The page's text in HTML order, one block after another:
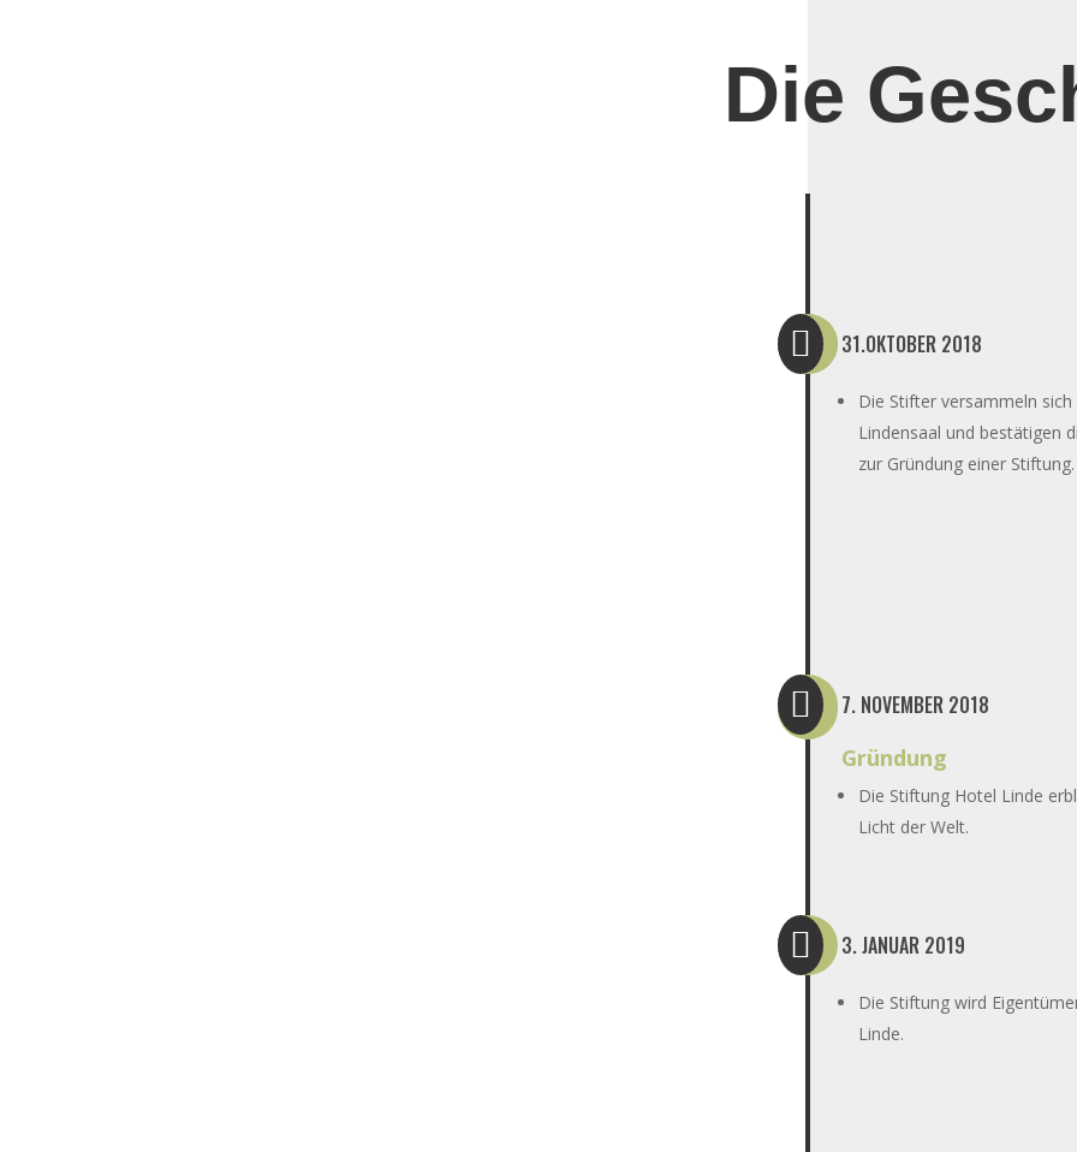
Die
 31.OKTOBER 2018
Die Stifter versammeln sich
Lindensaal und bestätigen
zur Gründung einer Stiftung.

7. NOVEMBER 2018
Gründung
Die Stiftung Hotel Linde
Licht der Welt.
 3. JANUAR 2019
Die Stiftung wird
Linde.